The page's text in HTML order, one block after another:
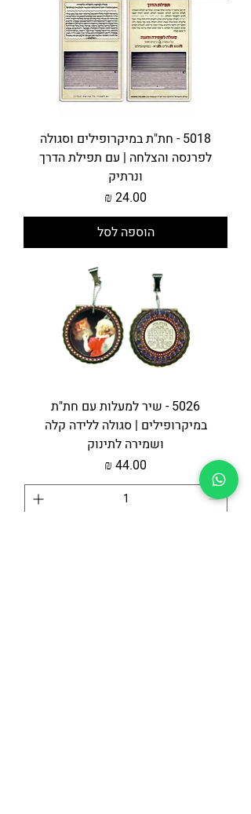
5018 - חת"ת במיקרופילים וסגולה
לפרנסה והצלחה | עם תפילת הדרך
ונרתיק
מחיר
הוספה לסל
5026 - שיר למעלות עם חת"ת
במיקרופילים | סגולה ללידה קלה
ושמירה לתינוק
מחיר